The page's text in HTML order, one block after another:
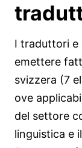
I traduttori e
emettere
svizzera (7
ove
del settore
linguistica e